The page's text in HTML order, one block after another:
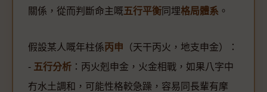
關係，從而判斷命主嘅五行平衡 同埋格局體系 。
假設某人嘅年柱係丙申 （天干丙火，地支申金）：
- 五行分析 ：丙火剋申金，火金相戰，如果八字中
冇水土調和，可能性格較急躁，容易同長輩有摩